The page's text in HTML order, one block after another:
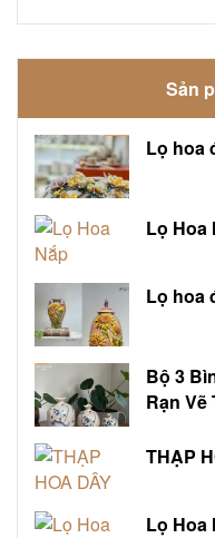
Sản
Lọ hoa
Lọ Hoa
Lọ hoa
Bộ 3
Rạn Vẽ
THẠP
Lọ Hoa